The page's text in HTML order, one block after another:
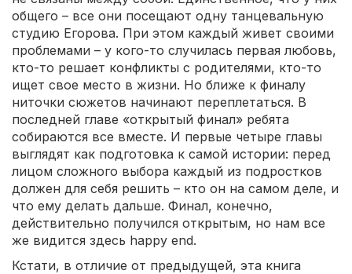
общего – все они посещают одну танцевальную
студию Егорова. При этом каждый живет своими
проблемами – у кого-то случилась первая любовь,
кто-то решает конфликты с родителями, кто-то
ищет свое место в жизни. Но ближе к финалу
ниточки сюжетов начинают переплетаться. В
последней главе «открытый финал» ребята
собираются все вместе. И первые четыре главы
выглядят как подготовка к самой истории: перед
лицом сложного выбора каждый из подростков
должен для себя решить – кто он на самом деле, и
что ему делать дальше. Финал, конечно,
действительно получился открытым, но нам все
же видится здесь happy end.
Кстати, в отличие от предыдущей, эта книга